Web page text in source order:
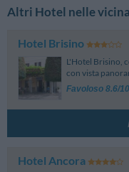
Altri Hotel nelle
Hotel Brisino
L'Hotel Brisino,
con vista
Favoloso 8.6/10
Hotel Ancora